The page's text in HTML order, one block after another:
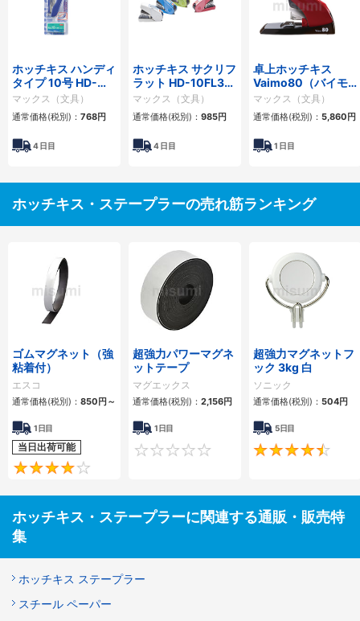
ホッチキス ハンディ
タイプ 10号 HD-
10NXK
マックス（文具）
通常価格(税別)： 768円
4日目
ホッチキス サクリフ
ラット HD-10FL3K
シリーズ
マックス（文具）
通常価格(税別)： 985円
4日目
卓上ホッチキス
Vaimo80（バイモ
80）
マックス（文具）
通常価格(税別)： 5,860円
1 日目
ホッチキス・ステープラーの売れ筋ランキング
ゴムマグネット（強
粘着付）
エスコ
通常価格(税別)： 850円 ～
1日目
当日出荷可能
超強力パワーマグネ
ットテープ
マグエックス
通常価格(税別)： 2,156円
1日目
0
超強力マグネットフ
ック 3kg 白
ソニック
通常価格(税別)： 504円
5日目
ホッチキス・ステープラーに関連する通販・販売特
集
ホッチキス ステープラー
スチール ペーパー